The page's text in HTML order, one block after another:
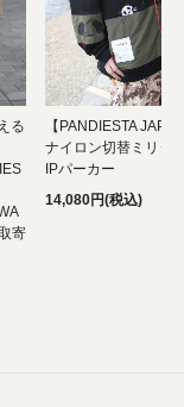
る
寄
【PANDIESTA
ナイロン切替ミリタ
IPパーカー
14,080円(税込)